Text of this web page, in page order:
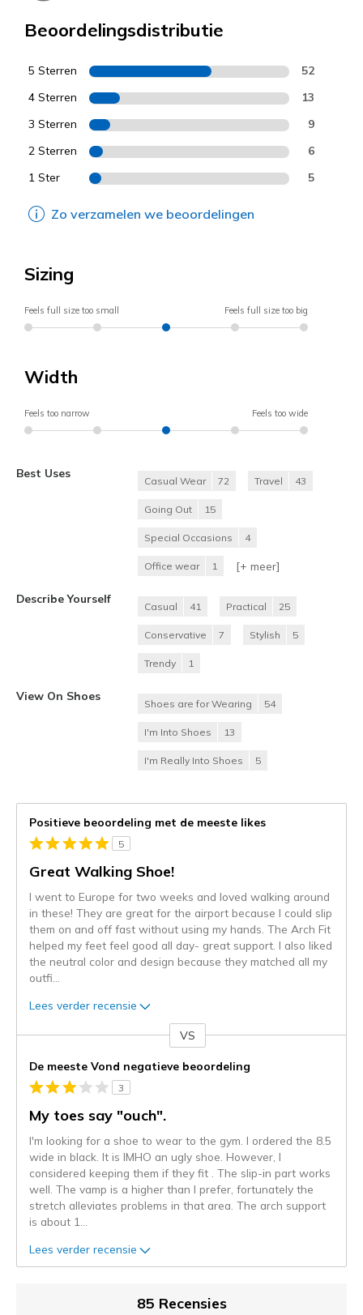
Beoordelingsdistributie
5 Sterren 52
4 Sterren 13
3 Sterren 9
2 Sterren 6
1 Ster 5
Zo verzamelen we beoordelingen
Sizing
Feels full size too small Feels full size too big
Width
Feels too narrow Feels too wide
Best Uses
Casual Wear 72 Travel 43
Going Out 15
Special Occasions 4
Office wear 1 [+ meer]
Describe Yourself
Casual 41 Practical 25
Conservative 7 Stylish 5
Trendy 1
View On Shoes
Shoes are for Wearing 54
I'm Into Shoes 13
I'm Really Into Shoes 5
Positieve beoordeling met de meeste likes
5
Great Walking Shoe!
I went to Europe for two weeks and loved walking around
in these! They are great for the airport because I could slip
them on and off fast without using my hands. The Arch Fit
helped my feet feel good all day- great support. I also liked
the neutral color and design because they matched all my
outfi
Lees verder recensie
content
wordt
momenteel
gemigreerd
de
niejee
page_id.
kunt
status
van
VS
De meeste Vond negatieve beoordeling
3
My toes say "ouch".
I'm looking for a shoe to wear to the gym. I ordered the 8.5
wide in black. It is IMHO an ugly shoe. However, I
considered keeping them if they fit . The slip-in part works
well. The vamp is a higher than I prefer, fortunately the
stretch alleviates problems in that area. The arch support
is about 1
Lees verder recensie
85 Recensies